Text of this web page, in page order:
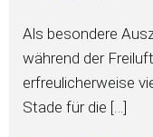
Als besondere
während der
erfreulicherweise
Stade für die […]